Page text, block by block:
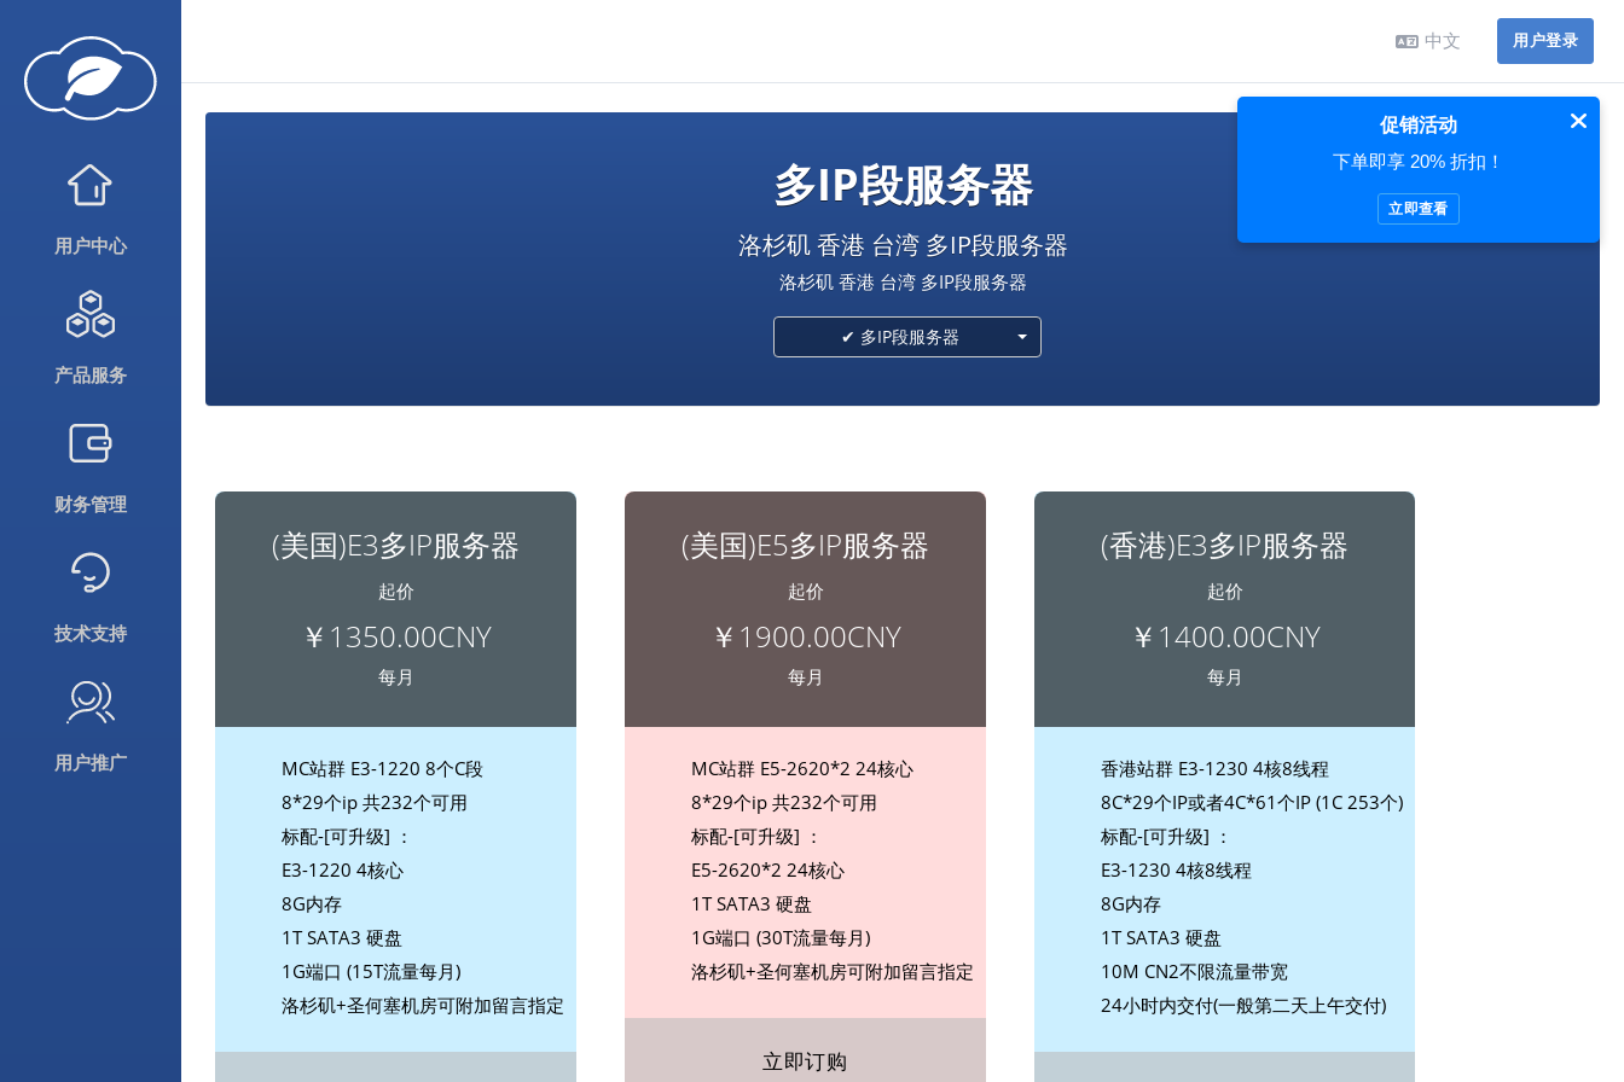
用户中心
产品服务
财务管理
技术支持
用户推广
中文 用户登录
多IP段服务器
洛杉矶 香港 台湾 多IP段服务器
洛杉矶 香港 台湾 多IP段服务器
✔ 多IP段服务器
(美国)E3多IP服务器
起价
￥1350.00CNY
每月
MC站群 E3-1220 8个C段
8*29个ip 共232个可用
标配-[可升级] ：
E3-1220 4核心
8G内存
1T SATA3 硬盘
1G端口 (15T流量每月)
洛杉矶+圣何塞机房可附加留言指定
(美国)E5多IP服务器
起价
￥1900.00CNY
每月
MC站群 E5-2620*2 24核心
8*29个ip 共232个可用
标配-[可升级] ：
E5-2620*2 24核心
1T SATA3 硬盘
1G端口 (30T流量每月)
洛杉矶+圣何塞机房可附加留言指定
立即订购
(香港)E3多IP服务器
起价
￥1400.00CNY
每月
香港站群 E3-1230 4核8线程
8C*29个IP或者4C*61个IP (1C 253个)
标配-[可升级] ：
E3-1230 4核8线程
8G内存
1T SATA3 硬盘
10M CN2不限流量带宽
24小时内交付(一般第二天上午交付)
促销活动
下单即享 20% 折扣！
立即查看